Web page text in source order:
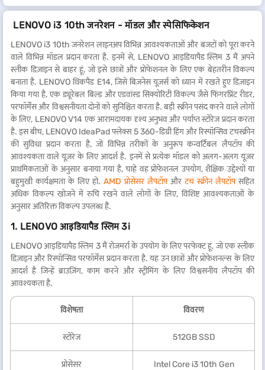
LENOVO i3 10th जनरेशन - मॉडल और स्पेसिफिकेशन
LENOVO i3 10th जनरेशन लाइनअप विभिन्न आवश्यकताओं और बजटों को पूरा करने
वाले विभिन्न मॉडल प्रदान करता है. इनमें से, LENOVO आइडियापैड स्लिम 3 मैं अपने
स्लीक डिज़ाइन से बाहर हूं, जो इसे छात्रों और प्रोफेशनल के लिए एक बेहतरीन विकल्प
बनाता है. LENOVO थिंकपैड E14, जिसे बिज़नेस यूज़र्स को ध्यान में रखते हुए डिज़ाइन
किया गया है, एक ड्यूरेबल बिल्ड और एडवांस्ड सिक्योरिटी विकल्प जैसे फिंगरप्रिंट रीडर,
परफॉर्मेंस और विश्वसनीयता दोनों को सुनिश्चित करता है. बड़ी स्क्रीन पसंद करने वाले लोगों
के लिए, LENOVO V14 एक आरामदायक दृश्य अनुभव और पर्याप्त स्टोरेज प्रदान करता
है. इस बीच, LENOVO IdeaPad फ्लेक्स 5 360-डिग्री हिंग और रिस्पॉन्सिव टचस्क्रीन
की सुविधा प्रदान करता है, जो विभिन्न तरीकों के अनुरूप कन्वर्टिबल लैपटॉप की
आवश्यकता वाले यूज़र के लिए आदर्श है. इनमें से प्रत्येक मॉडल को अलग-अलग यूज़र
प्राथमिकताओं के अनुसार बनाया गया है, चाहे वह प्रोफेशनल उपयोग, शैक्षिक उद्देश्यों या
बहुमुखी कार्यक्षमता के लिए हो. AMD प्रोसेसर लैपटॉपऔरटच स्क्रीन लैपटॉपसहित
अधिक विकल्प खोजने में रुचि रखने वाले लोगों के लिए, विशिष्ट आवश्यकताओं के
अनुसार अतिरिक्त विकल्प उपलब्ध हैं.
1. LENOVO आइडियापैड स्लिम 3i
LENOVO आइडियापैड स्लिम 3 मैं रोजमर्रा के उपयोग के लिए परफेक्ट हूं, जो एक स्लीक
डिज़ाइन और रिस्पॉन्सिव परफॉर्मेंस प्रदान करता है. यह उन छात्रों और प्रोफेशनल्स के लिए
आदर्श है जिन्हें ब्राउज़िंग, काम करने और स्ट्रीमिंग के लिए विश्वसनीय लैपटॉप की
आवश्यकता है.
विशेषता विवरण
स्टोरेज 512GB SSD
प्रोसेसर Intel Core i3 10th Gen